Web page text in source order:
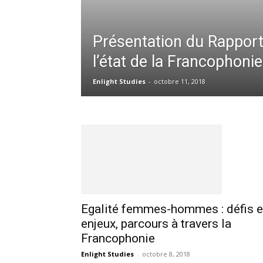
Présentation du
l’état de la Francophonie
Enlight Studies - octobre 11, 2018
Egalité femmes-hommes : défis
enjeux, parcours à travers la
Francophonie
Enlight Studies - octobre 8, 2018